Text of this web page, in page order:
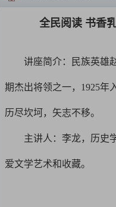
全民阅读 书香
讲座简介：民族英雄
期杰出将领之一，1925年
历尽坎坷，矢志不移。
主讲人：李龙，历史
爱文学艺术和收藏。